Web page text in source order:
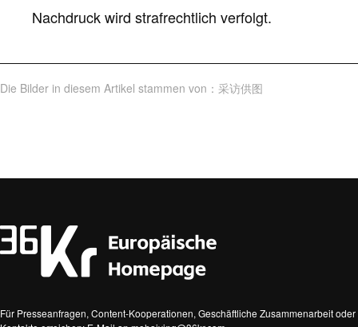
Nachdruck wird strafrechtlich verfolgt.
Die Bilder in diesem Artikel stammen von ： 采访供图
Für Presseanfragen, Content-Kooperationen, Geschäftliche Zusammenarbeit